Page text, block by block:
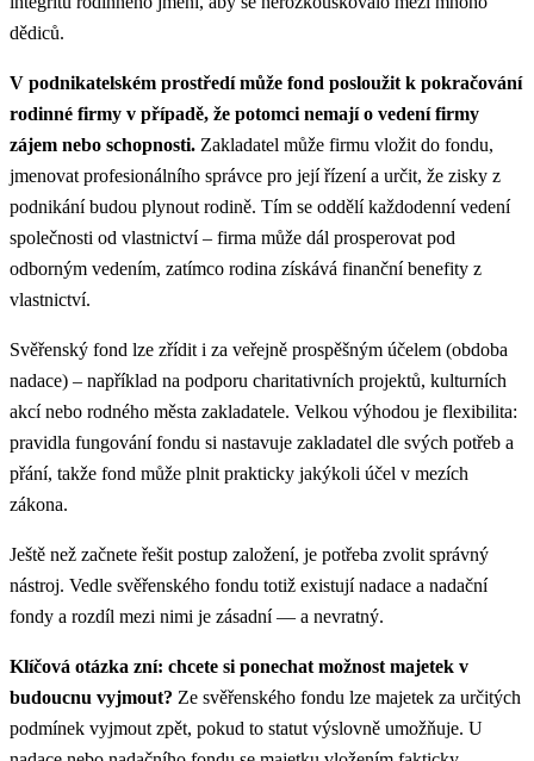
dědiců.
V podnikatelském prostředí může fond posloužit k pokračování
rodinné firmy v případě, že potomci nemají o vedení firmy
zájem nebo schopnosti. Zakladatel může firmu vložit do fondu,
jmenovat profesionálního správce pro její řízení a určit, že zisky z
podnikání budou plynout rodině. Tím se oddělí každodenní vedení
společnosti od vlastnictví – firma může dál prosperovat pod
odborným vedením, zatímco rodina získává finanční benefity z
vlastnictví.
Svěřenský fond lze zřídit i za veřejně prospěšným účelem (obdoba
nadace) – například na podporu charitativních projektů, kulturních
akcí nebo rodného města zakladatele. Velkou výhodou je flexibilita:
pravidla fungování fondu si nastavuje zakladatel dle svých potřeb a
přání, takže fond může plnit prakticky jakýkoli účel v mezích
zákona.
Ještě než začnete řešit postup založení, je potřeba zvolit správný
nástroj. Vedle svěřenského fondu totiž existují nadace a nadační
fondy a rozdíl mezi nimi je zásadní — a nevratný.
Klíčová otázka zní: chcete si ponechat možnost majetek v
budoucnu vyjmout? Ze svěřenského fondu lze majetek za určitých
podmínek vyjmout zpět, pokud to statut výslovně umožňuje. U